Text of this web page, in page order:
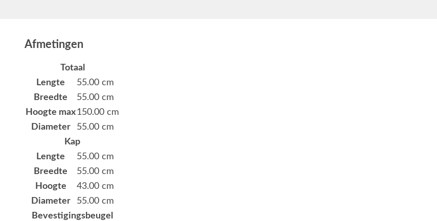
Afmetingen
Totaal
Lengte
55.00 cm
Breedte
55.00 cm
Hoogte max150.00 cm
Diameter
55.00 cm
Kap
Lengte
55.00 cm
Breedte
55.00 cm
Hoogte
43.00 cm
Diameter
55.00 cm
Bevestigingsbeugel